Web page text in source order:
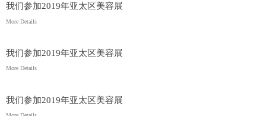
我们参加2019年亚太区美容展
More Details
我们参加2019年亚太区美容展
More Details
我们参加2019年亚太区美容展